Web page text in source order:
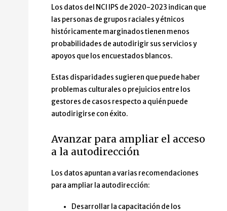
Los datos del NCI IPS de 2020-2023 indican que
las personas de grupos raciales y étnicos
históricamente marginados tienen menos
probabilidades de autodirigir sus servicios y
apoyos que los encuestados blancos.
Estas disparidades sugieren que puede haber
problemas culturales o prejuicios entre los
gestores de casos respecto a quién puede
autodirigirse con éxito.
Avanzar para ampliar el acceso
a la autodirección
Los datos apuntan a varias recomendaciones
para ampliar la autodirección:
Desarrollar la capacitación de los